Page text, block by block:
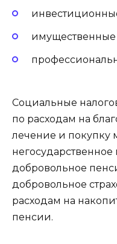
имущественные
Социальные
по расходам на
лечение и покупку
добровольное
добровольное
расходам на
пенсии.